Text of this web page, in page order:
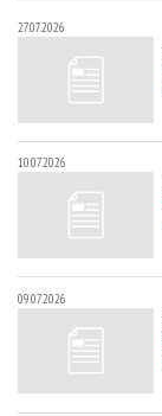
27.07.2026
10.07.2026
09.07.2026